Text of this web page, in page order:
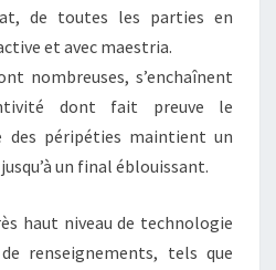
de toutes les parties en
et avec maestria.
nombreuses, s’enchaînent
dont fait preuve le
des péripéties maintient un
un final éblouissant.
haut niveau de technologie
renseignements, tels que